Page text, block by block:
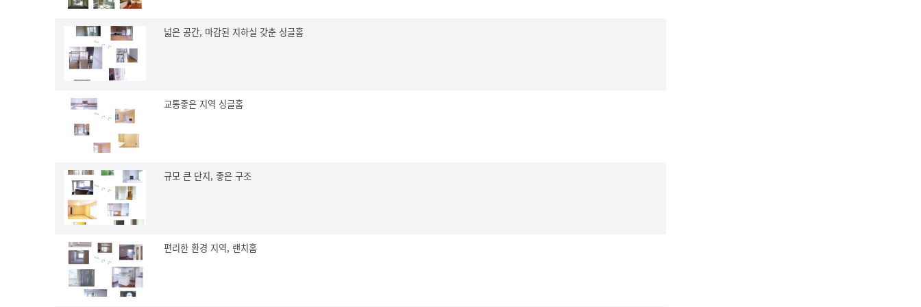
넓은 공간, 마감된 지하실 갖춘 싱글홈
교통좋은 지역 싱글홈
규모 큰 단지, 좋은 구조
편리한 환경 지역, 랜치홈